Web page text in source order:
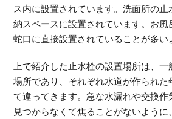
ス内に設置されています。洗面所の止
納スペースに設置されています。お風
蛇口に直接設置されていることが多い
上で紹介した止水栓の設置場所は、
場所であり、それぞれ水道が作られた
て違ってきます。急な水漏れや交換作
見つからなくて焦ることがないよう